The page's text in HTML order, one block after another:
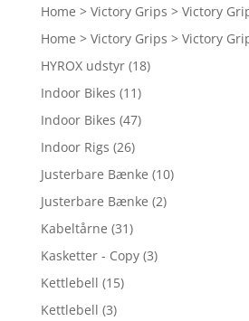
Home > Victory Grips > Victory
Home > Victory Grips > Victory
HYROX udstyr (18)
Indoor Bikes (11)
Indoor Bikes (47)
Indoor Rigs (26)
Justerbare Bænke (10)
Justerbare Bænke (2)
Kabeltårne (31)
Kasketter - Copy (3)
Kettlebell (15)
Kettlebell (3)